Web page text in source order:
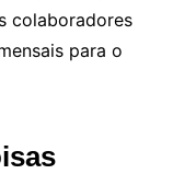
colaboradores
para o